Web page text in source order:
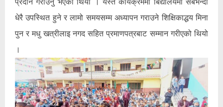
धेरै उपस्थित हुने र लामो समयसम्म अध्यापन गराउने शिक्षिकाद्धय मिना
पुन र मधु खत्रीलाइ नगद सहित प्रमाणपत्रबाट सम्मान गरीएको थियो
।